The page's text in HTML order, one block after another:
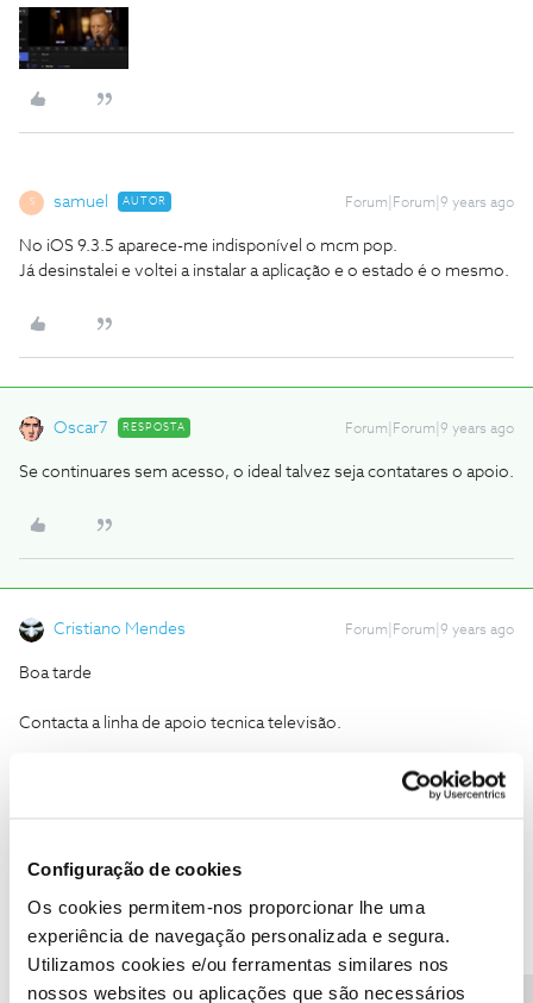
Configuração de cookies
Os cookies permitem-nos proporcionar lhe uma
experiência de navegação personalizada e segura.
Utilizamos cookies e/ou ferramentas similares nos
nossos websites ou aplicações que são necessários
S samuel AUTOR Forum|Forum|9 years ago
No iOS 9.3.5 aparece-me indisponível o mcm pop.
Já desinstalei e voltei a instalar a aplicação e o estado é o mesmo.
Oscar7 RESPOSTA Forum|Forum|9 years ago
Se continuares sem acesso, o ideal talvez seja contatares o apoio.
Cristiano Mendes Forum|Forum|9 years ago
Boa tarde
Contacta a linha de apoio tecnica televisão.
Cumprimentos
Cristiano Mendes